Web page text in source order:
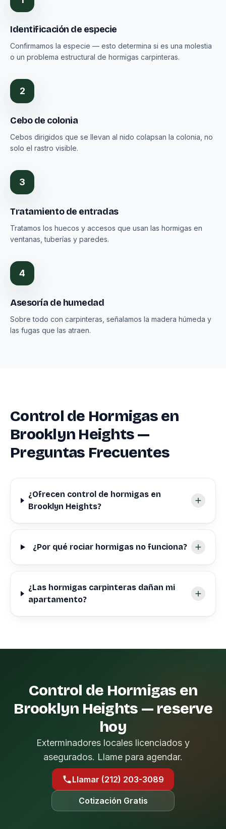
Identificación de especie
Confirmamos la especie — esto determina si es una molestia
o un problema estructural de hormigas carpinteras.
2
Cebo de colonia
Cebos dirigidos que se llevan al nido colapsan la colonia, no
solo el rastro visible.
3
Tratamiento de entradas
Tratamos los huecos y accesos que usan las hormigas en
ventanas, tuberías y paredes.
4
Asesoría de humedad
Sobre todo con carpinteras, señalamos la madera húmeda y
las fugas que las atraen.
Control de Hormigas en
Brooklyn Heights —
Preguntas Frecuentes
¿Ofrecen control de hormigas en
Brooklyn Heights?
¿Por qué rociar hormigas no funciona?
¿Las hormigas carpinteras dañan mi
apartamento?
Control de Hormigas en
Brooklyn Heights — reserve
hoy
Exterminadores locales licenciados y
asegurados. Llame para agendar.
Llamar (212) 203-3089
Cotización Gratis